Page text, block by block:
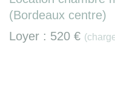
(Bordeaux centre)
Loyer : 520 €